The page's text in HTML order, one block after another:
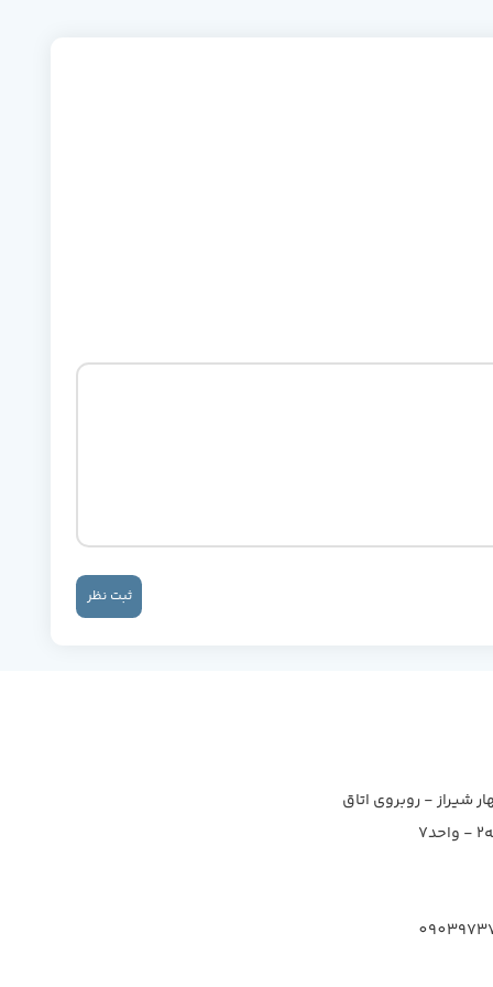
ثبت نظر
شیراز - روبروی اتاق